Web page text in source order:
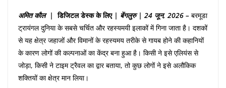
अमित कौल |डिजिटलडेस्ककेलिए| बेंगलुरु | 24 जून, 2026 – बरमूडा
ट्रायंगल दुनिया के सबसे चर्चित और रहस्यमयी इलाकों में गिना जाता है। दशकों
से यह क्षेत्र जहाजों और विमानों के रहस्यमय तरीके से गायब होने की कहानियों
के कारण लोगों की कल्पनाओं का केंद्र बना हुआ है। किसी ने इसे एलियंस से
जोड़ा, किसी ने टाइम ट्रैवल का द्वार बताया, तो कुछ लोगों ने इसे अलौकिक
शक्तियों का क्षेत्र मान लिया।